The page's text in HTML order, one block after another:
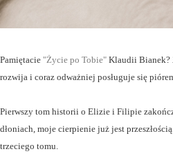
Pamiętacie "Życie po Tobie" Klaudii Bianek?
rozwija i coraz odważniej posługuje się
Pierwszy tom historii o Elizie i Filipie
dłoniach, moje cierpienie już jest
trzeciego tomu.